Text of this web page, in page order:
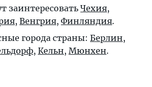
заинтересовать Чехия,
, Венгрия, Финляндия.
города страны: Берлин,
, Кельн, Мюнхен.